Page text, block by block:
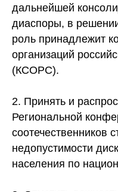
дальнейшей
диаспоры, в
роль принадлежит
организаций
(КСОРС).
2. Принять и
Региональной
соотечественников
недопустимости
населения по